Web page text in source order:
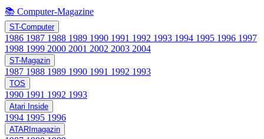
📚 Computer-Magazine
ST-Computer
1986 1987 1988 1989 1990 1991 1992 1993 1994 1995 1996 1997
1998 1999 2000 2001 2002 2003 2004
ST-Magazin
1987 1988 1989 1990 1991 1992 1993
TOS
1990 1991 1992 1993
Atari Inside
1994 1995 1996
ATARImagazin